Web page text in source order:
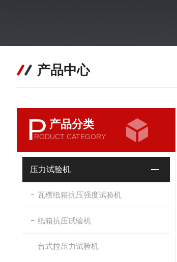
产品中心
P 产品分类
RODUCT CATEGORY
压力试验机
瓦楞纸箱抗压强度试验机
纸箱抗压试验机
台式拉压力试验机